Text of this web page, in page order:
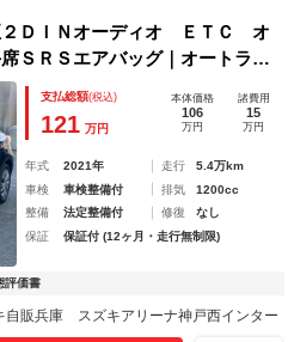
ＤＩＮオーディオ ＥＴＣ オ
ＳＲＳエアバッグ｜オートライ
ン｜携帯リモコン｜電動格納式
ター｜ウレタンステアリングホ
ガラス｜
支払総額(税込)
121 万円
本体価格
106
万円
諸費用
15
万円
年式 2021年 走行
5.4万km
車検
車検整備付 排気
1200cc
整備
法定整備付 修復
なし
保証
保証付 (12ヶ月・走行無制限)
評価書
自販兵庫 スズキアリーナ神戸西インター